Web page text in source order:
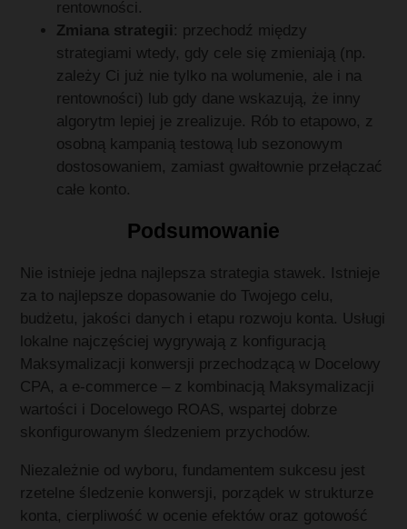
rentowności.
Zmiana strategii : przechodź między
strategiami wtedy, gdy cele się zmieniają (np.
zależy Ci już nie tylko na wolumenie, ale i na
rentowności) lub gdy dane wskazują, że inny
algorytm lepiej je zrealizuje. Rób to etapowo, z
osobną kampanią testową lub sezonowym
dostosowaniem, zamiast gwałtownie przełączać
całe konto.
Podsumowanie
Nie istnieje jedna najlepsza strategia stawek. Istnieje
za to najlepsze dopasowanie do Twojego celu,
budżetu, jakości danych i etapu rozwoju konta. Usługi
lokalne najczęściej wygrywają z konfiguracją
Maksymalizacji konwersji przechodzącą w Docelowy
CPA, a e-commerce – z kombinacją Maksymalizacji
wartości i Docelowego ROAS, wspartej dobrze
skonfigurowanym śledzeniem przychodów.
Niezależnie od wyboru, fundamentem sukcesu jest
rzetelne śledzenie konwersji, porządek w strukturze
konta, cierpliwość w ocenie efektów oraz gotowość